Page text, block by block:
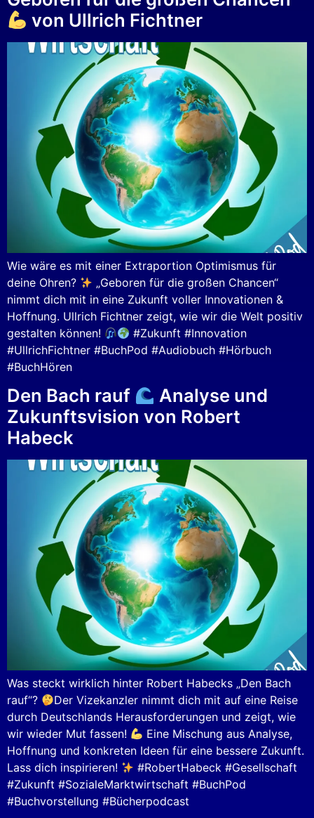
von Ullrich Fichtner
Wie wäre es mit einer Extraportion Optimismus für
deine Ohren?
„Geboren für die großen Chancen“
nimmt dich mit in eine Zukunft voller Innovationen &
Hoffnung. Ullrich Fichtner zeigt, wie wir die Welt positiv
gestalten können!
#Zukunft #Innovation
#UllrichFichtner #BuchPod #Audiobuch #Hörbuch
#BuchHören
Den Bach rauf
Analyse und
Zukunftsvision von Robert
Habeck
Was steckt wirklich hinter Robert Habecks „Den Bach
rauf“?
Der Vizekanzler nimmt dich mit auf eine Reise
durch Deutschlands Herausforderungen und zeigt, wie
wir wieder Mut fassen!
Eine Mischung aus Analyse,
Hoffnung und konkreten Ideen für eine bessere Zukunft.
Lass dich inspirieren!
#RobertHabeck #Gesellschaft
#Zukunft #SozialeMarktwirtschaft #BuchPod
#Buchvorstellung #Bücherpodcast